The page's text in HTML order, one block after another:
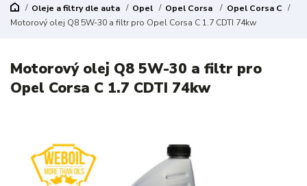
Oleje a filtry dle auta Opel Opel Corsa
Opel Corsa C
Motorový olej Q8 5W-30 a filtr pro Opel Corsa C 1.7 CDTI 74kw
Motorový olej Q8 5W-30 a filtr pro
Opel Corsa C 1.7 CDTI 74kw